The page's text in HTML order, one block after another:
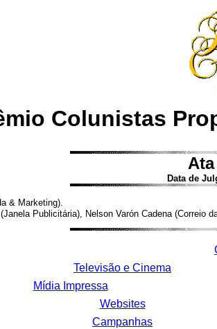
Colunistas
Data de
& Marketing).
Publicitária), Nelson Varón Cadena (Correio
Televisão e Cinema
Mídia Impressa
Websites
Campanhas